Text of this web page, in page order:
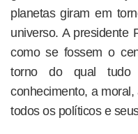
planetas giram em
universo. A presidente
como se fossem o
torno do qual
conhecimento, a
todos os políticos e